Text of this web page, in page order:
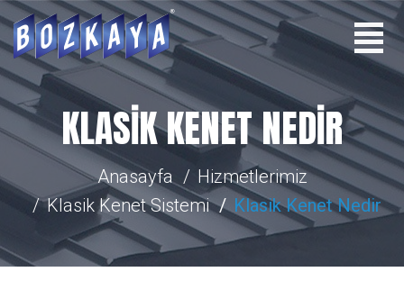
KLASIK KENET NEDIR
Anasayfa
Hizmetlerimiz
Klasik Kenet Sistemi
Klasik Kenet Nedir